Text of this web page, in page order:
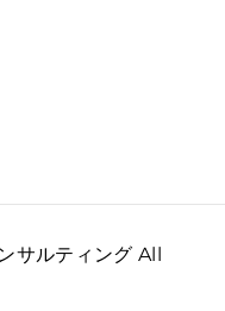
サルティング All